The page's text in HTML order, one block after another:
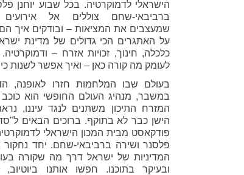
הישראלי לדמוקרטיה. בכל שבוע יוחנן
ברביבאי-שחם צוללים אל אירועים
שמעצבים את המציאות – ובודקים איך
על האתגרים הכי גדולים של מדינת
כלכלה, חינוך, זכויות אזרח – ודמוקרטיה.
לעומק מה קורה כאן – ואיך אפשר לשנות
בעולם שבו המלחמות חזרו לאופנה,
במשבר, מנהיג העולם החופשי הוא
המזרח התיכון משתנים לנגד עיננו,
הישן כבר לא בתוקף. ברוכים הבאים
פודקאסט מבית המכון הישראלי
פלסנר ושירה ברביבאי-שחם. יחד
המדיניות של ישראל דרך מה שקורה
ובעיקר בתוכנו. חפשו אותנו ביוטיוב,